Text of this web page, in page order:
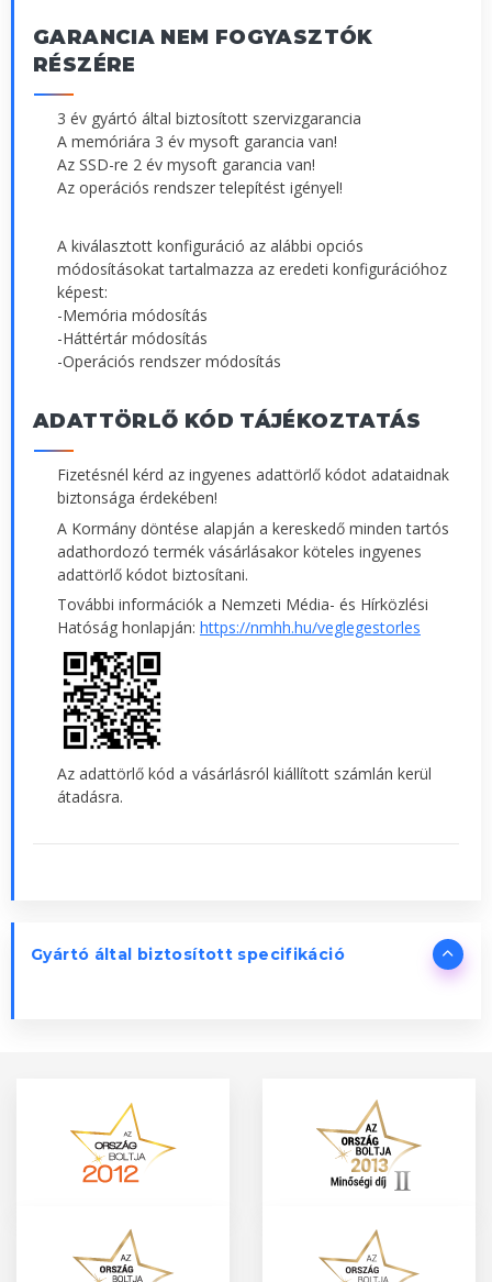
GARANCIA NEM FOGYASZTÓK
RÉSZÉRE
3 év gyártó által biztosított szervizgarancia
A memóriára 3 év mysoft garancia van!
Az SSD-re 2 év mysoft garancia van!
Az operációs rendszer telepítést igényel!
A kiválasztott konfiguráció az alábbi opciós
módosításokat tartalmazza az eredeti konfigurációhoz
képest:
-Memória módosítás
-Háttértár módosítás
-Operációs rendszer módosítás
ADATTÖRLŐ KÓD TÁJÉKOZTATÁS
Fizetésnél kérd az ingyenes adattörlő kódot adataidnak
biztonsága érdekében!
A Kormány döntése alapján a kereskedő minden tartós
adathordozó termék vásárlásakor köteles ingyenes
adattörlő kódot biztosítani.
További információk a Nemzeti Média- és Hírközlési
Hatóság honlapján: https://nmhh.hu/veglegestorles
Az adattörlő kód a vásárlásról kiállított számlán kerül
átadásra.
Gyártó által biztosított specifikáció